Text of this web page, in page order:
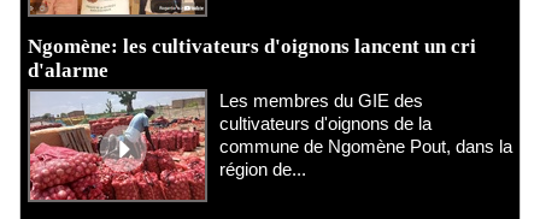
Ngomène: les cultivateurs d'oignons lancent un cri
d'alarme
Les membres du GIE des
cultivateurs d'oignons de la
commune de Ngomène Pout, dans la
région de...